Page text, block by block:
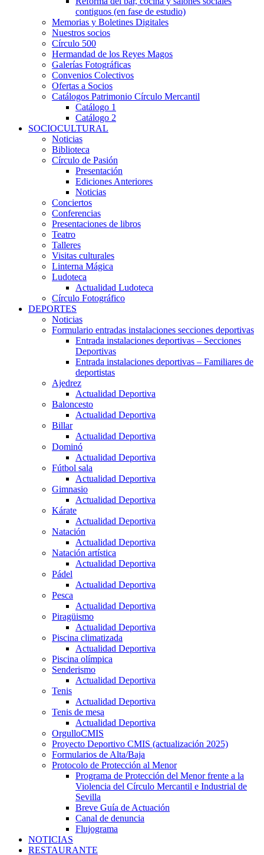
contiguos (en fase de estudio)
Memorias y Boletines Digitales
Nuestros socios
Círculo 500
Hermandad de los Reyes Magos
Galerías Fotográficas
Convenios Colectivos
Ofertas a Socios
Catálogos Patrimonio Círculo Mercantil
Catálogo 1
Catálogo 2
SOCIOCULTURAL
Noticias
Biblioteca
Círculo de Pasión
Presentación
Ediciones Anteriores
Noticias
Conciertos
Conferencias
Presentaciones de libros
Teatro
Talleres
Visitas culturales
Linterna Mágica
Ludoteca
Actualidad Ludoteca
Círculo Fotográfico
DEPORTES
Noticias
Formulario entradas instalaciones secciones deportivas
Entrada instalaciones deportivas – Secciones
Deportivas
Entrada instalaciones deportivas – Familiares de
deportistas
Ajedrez
Actualidad Deportiva
Baloncesto
Actualidad Deportiva
Billar
Actualidad Deportiva
Dominó
Actualidad Deportiva
Fútbol sala
Actualidad Deportiva
Gimnasio
Actualidad Deportiva
Kárate
Actualidad Deportiva
Natación
Actualidad Deportiva
Natación artística
Actualidad Deportiva
Pádel
Actualidad Deportiva
Pesca
Actualidad Deportiva
Piragüismo
Actualidad Deportiva
Piscina climatizada
Actualidad Deportiva
Piscina olímpica
Senderismo
Actualidad Deportiva
Tenis
Actualidad Deportiva
Tenis de mesa
Actualidad Deportiva
OrgulloCMIS
Proyecto Deportivo CMIS (actualización 2025)
Formularios de Alta/Baja
Protocolo de Protección al Menor
Programa de Protección del Menor frente a la
Violencia del Círculo Mercantil e Industrial de
Sevilla
Breve Guía de Actuación
Canal de denuncia
Flujograma
NOTICIAS
RESTAURANTE